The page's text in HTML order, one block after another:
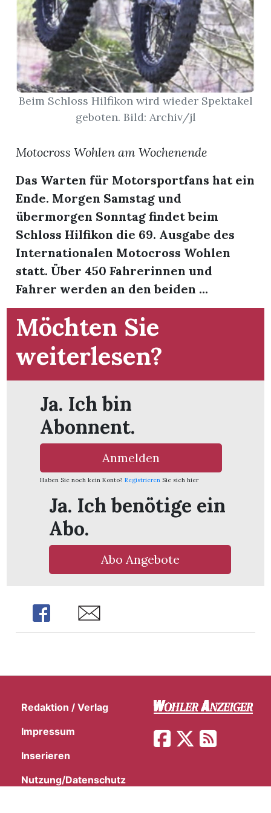
Beim Schloss Hilfikon wird wieder Spektakel
geboten. Bild: Archiv/jl
Motocross Wohlen am Wochenende
Das Warten für Motorsportfans hat ein
Ende. Morgen Samstag und
übermorgen Sonntag findet beim
Schloss Hilfikon die 69. Ausgabe des
Internationalen Motocross Wohlen
statt. Über 450 Fahrerinnen und
Fahrer werden an den beiden ...
Möchten Sie
weiterlesen?
Ja. Ich bin
Abonnent.
Anmelden
Haben Sie noch kein Konto? Registrieren Sie sich hier
Ja. Ich benötige ein
Abo.
Abo Angebote
Share Share
Redaktion / Verlag
Impressum
Inserieren
Nutzung/Datenschutz